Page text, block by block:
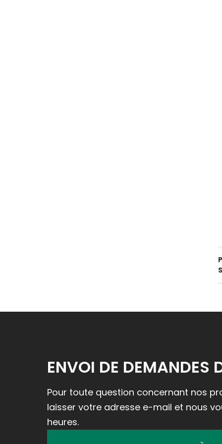
ENVOI DE DEMANDES
Pour toute question concernant nos
laisser votre adresse e-mail et nous
heures.